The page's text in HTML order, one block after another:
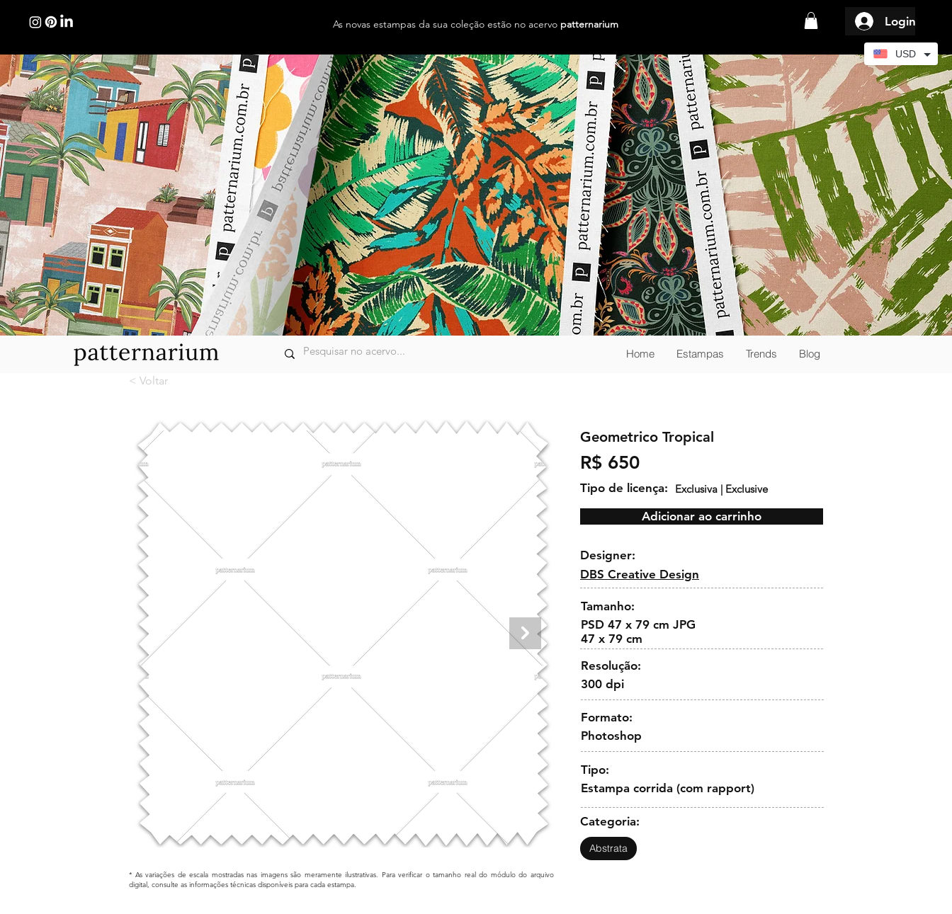
As novas estampas da sua coleção estão no acervo patternarium Login
Home Estampas Trends
Blog
< Voltar
* As variações de escala mostradas nas imagens são meramente ilustrativas. Para verificar o tamanho real do módulo do arquivo
digital, consulte as informações técnicas disponíveis para cada estampa.
Geometrico Tropical
R$ 650
Tipo de licença: Exclusiva | Exclusive
Adicionar ao carrinho
Designer:
DBS Creative Design
Tamanho:
PSD 47 x 79 cm JPG
47 x 79 cm
Resolução:
300 dpi
Formato:
Photoshop
Tipo:
Estampa corrida (com rapport)
Categoria:
Abstrata
USD